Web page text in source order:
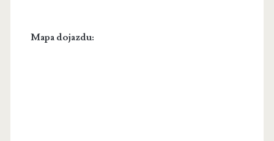
Mapa dojazdu: